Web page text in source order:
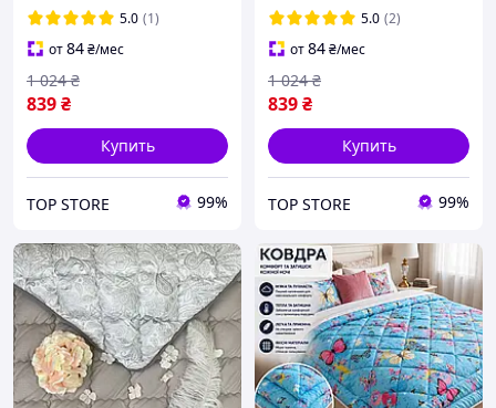
5.0 (1)
от84₴/мес
839₴
1 024 ₴
Купить
TOP STORE 99%
5.0 (2)
от84₴/мес
839₴
1 024 ₴
Купить
TOP STORE 99%